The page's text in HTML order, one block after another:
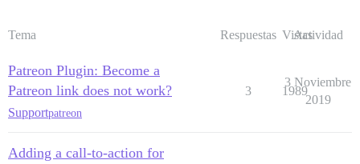
Tema Respuestas Vistas
Actividad
Patreon Plugin: Become a
Patreon link does not work?
Supportpatreon
3 1989
3 Noviembre
2019
Adding a call-to-action for